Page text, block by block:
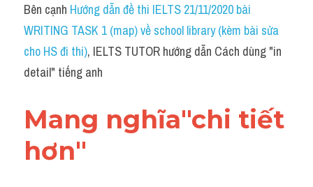
Idiom
Grammar
Word form
Cách dùng từ
Bên cạnh Hướng dẫn đề thi IELTS 21/11/2020 bài
WRITING TASK 1 (map) về school library (kèm bài sửa
cho HS đi thi), IELTS TUTOR hướng dẫn Cách dùng "in
detail" tiếng anh
Mang nghĩa"chi tiết
hơn"